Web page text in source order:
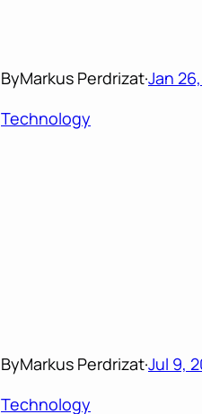
ByMarkus Perdrizat·Jan
Technology
ByMarkus Perdrizat·Jul 9,
Technology